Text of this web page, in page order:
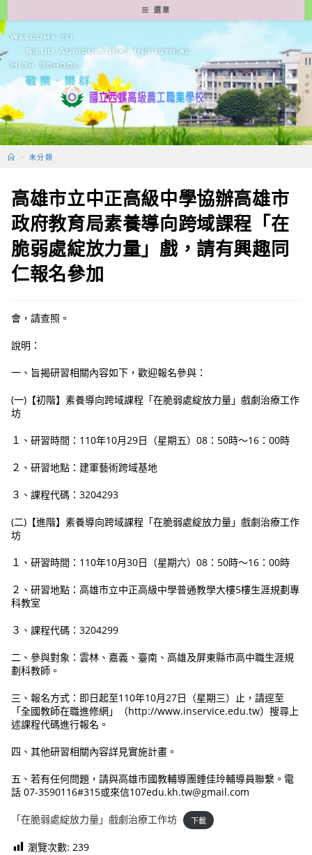
轉
至
要
容
選單
> 未分類
高雄市立中正高級中學協辦高雄市
政府教育局素養導向跨域課程「在
脆弱處綻放力量」戲，請有興趣同
仁報名參加
會，請查照。
說明：
一、旨揭研習相關內容如下，歡迎報名參與：
(一)【初階】素養導向跨域課程「在脆弱處綻放力量」戲劇治療工作
坊
１、研習時間：110年10月29日（星期五）08：50時～16：00時
２、研習地點：建軍藝術跨域基地
３、課程代碼：3204293
(二)【進階】素養導向跨域課程「在脆弱處綻放力量」戲劇治療工作
坊
１、研習時間：110年10月30日（星期六）08：50時～16：00時
２、研習地點：高雄市立中正高級中學普通教學大樓5樓生涯規劃專
科教室
３、課程代碼：3204299
二、參與對象：雲林、嘉義、臺南、高雄及屏東縣市高中職生涯規
劃科教師。
三、報名方式：即日起至110年10月27日（星期三）止，請逕至
「全國教師在職進修網」（http://www.inservice.edu.tw）搜尋上
述課程代碼進行報名。
四、其他研習相關內容詳見實施計畫。
五、若有任何問題，請與高雄市國教輔導團鍾佳玲輔導員聯繫。電
話 07-3590116#315或來信107edu.kh.tw@gmail.com
「在脆弱處綻放力量」戲劇治療工作坊 下載
瀏覽次數: 239